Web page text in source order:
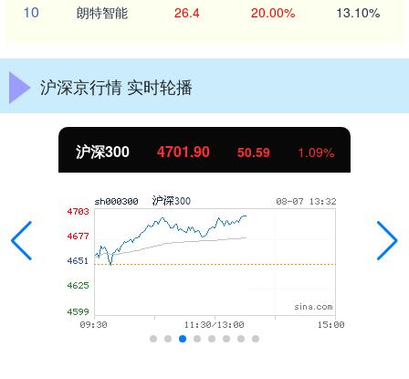
10 朗特智能 26.4 20.00% 13.10%
沪深京行情 实时轮播
沪深300 4701.90 50.59 1.09%